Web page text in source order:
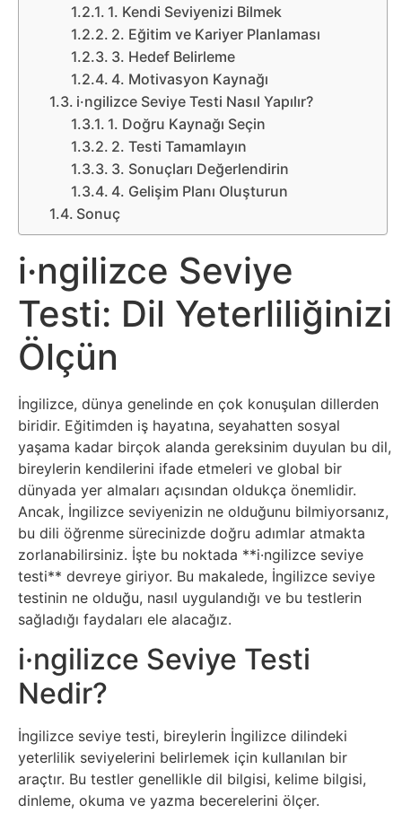
Bilgisayar
Bilim
Bitcoin
Bitkiler
Çizgi
Film
Diğer
Sosyal
Medyalar
Din
Dokümanlar
Domain
Download
E-
Devlet
Eğitim
Cihazlar
Facebook
1. Kendi Seviyenizi Bilmek
2. Eğitim ve Kariyer Planlaması
3. Hedef Belirleme
4. Motivasyon Kaynağı
i·ngilizce Seviye Testi Nasıl Yapılır?
1. Doğru Kaynağı Seçin
2. Testi Tamamlayın
3. Sonuçları Değerlendirin
4. Gelişim Planı Oluşturun
Sonuç
i·ngilizce Seviye
Testi: Dil Yeterliliğinizi
Ölçün
İngilizce, dünya genelinde en çok konuşulan dillerden
biridir. Eğitimden iş hayatına, seyahatten sosyal
yaşama kadar birçok alanda gereksinim duyulan bu dil,
bireylerin kendilerini ifade etmeleri ve global bir
dünyada yer almaları açısından oldukça önemlidir.
Ancak, İngilizce seviyenizin ne olduğunu bilmiyorsanız,
bu dili öğrenme sürecinizde doğru adımlar atmakta
zorlanabilirsiniz. İşte bu noktada **i·ngilizce seviye
testi** devreye giriyor. Bu makalede, İngilizce seviye
testinin ne olduğu, nasıl uygulandığı ve bu testlerin
sağladığı faydaları ele alacağız.
i·ngilizce Seviye Testi
Nedir?
İngilizce seviye testi, bireylerin İngilizce dilindeki
yeterlilik seviyelerini belirlemek için kullanılan bir
araçtır. Bu testler genellikle dil bilgisi, kelime bilgisi,
dinleme, okuma ve yazma becerelerini ölçer.